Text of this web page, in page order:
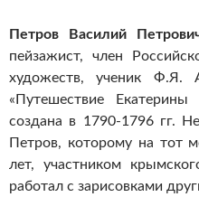
Петров Василий
пейзажист, член
художеств, ученик Ф.Я.
«Путешествие
создана в 1790-1796 гг.
Петров, которому на тот
лет, участником
работал с зарисовками